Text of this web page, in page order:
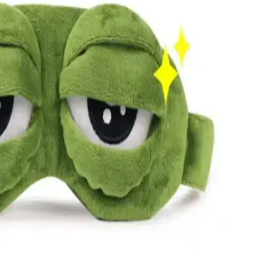
ve Sauna Suit Yıkanılabilir
Karşılaştırması
suit yıkanılabilir pamuklu göz
ve hijyen özellikleriyle farklı avantajlar
daha uygun olduğunu öğrenin.
Uyku Maskesi: Eğlenceli ve
Seçenekleri
uyku maskesi, rahat kullanım ve
yüz şekline uyum sağlar, uyku